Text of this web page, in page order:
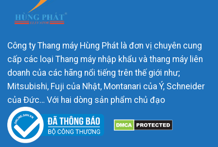
Công ty Thang máy Hùng Phát là đơn vị chuyên cung
cấp các loại Thang máy nhập khẩu và thang máy liên
doanh của các hãng nổi tiếng trên thế giới như;
Mitsubishi, Fuji của Nhật, Montanari của Ý, Schneider
của Đức… Với hai dòng sản phẩm chủ đạo